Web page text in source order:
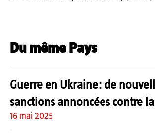
Du même Pays
Guerre en Ukraine: de
sanctions annoncées contre
16 mai 2025